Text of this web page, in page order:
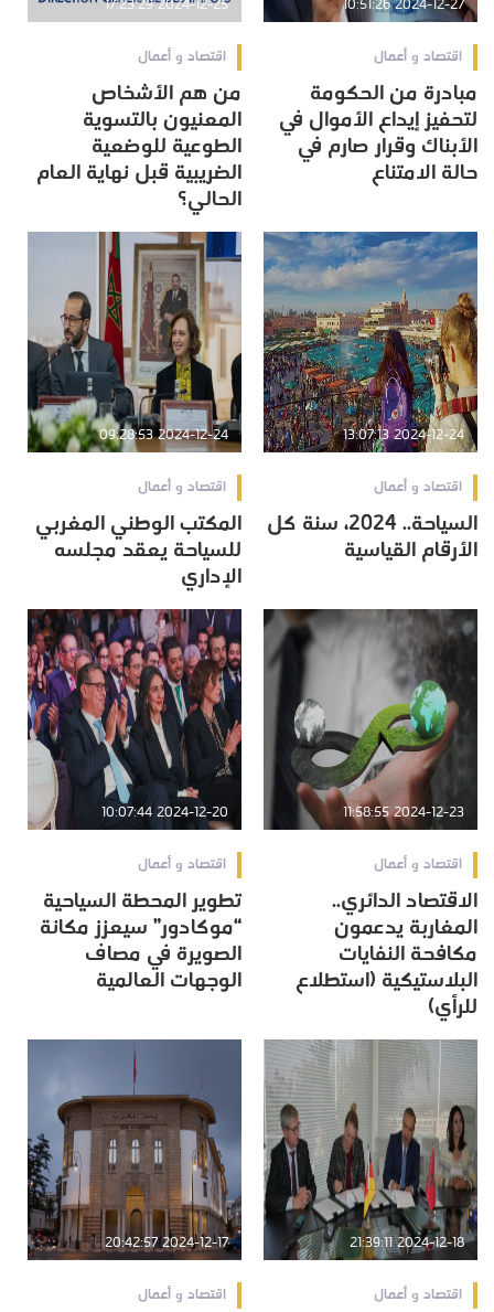
2024-12-27 10:51:26
اقتصاد و أعمال
مبادرة من الحكومة
لتحفيز إيداع الأموال في
الأبناك وقرار صارم في
حالة الامتناع
2024-12-25 17:23:29
اقتصاد و أعمال
من هم الأشخاص
المعنيون بالتسوية
الطوعية للوضعية
الضريبية قبل نهاية العام
الحالي؟
2024-12-24 13:07:13
اقتصاد و أعمال
السياحة.. 2024، سنة كل
الأرقام القياسية
2024-12-24 09:28:53
اقتصاد و أعمال
المكتب الوطني المغربي
للسياحة يعقد مجلسه
الإداري
2024-12-23 11:58:55
اقتصاد و أعمال
الاقتصاد الدائري..
المغاربة يدعمون
مكافحة النفايات
البلاستيكية (استطلاع
للرأي)
2024-12-20 10:07:44
اقتصاد و أعمال
تطوير المحطة السياحية
“موكادور” سيعزز مكانة
الصويرة في مصاف
الوجهات العالمية
2024-12-18 21:39:11
اقتصاد و أعمال
2024-12-17 20:42:57
اقتصاد و أعمال